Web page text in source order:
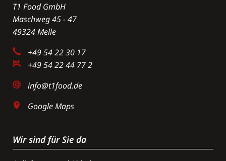
T1 Food GmbH
Maschweg 45 - 47
49324 Melle
+49 54 22 30 17
+49 54 22 44 77 2
info@t1food.de
Google Maps
Wir sind für Sie da